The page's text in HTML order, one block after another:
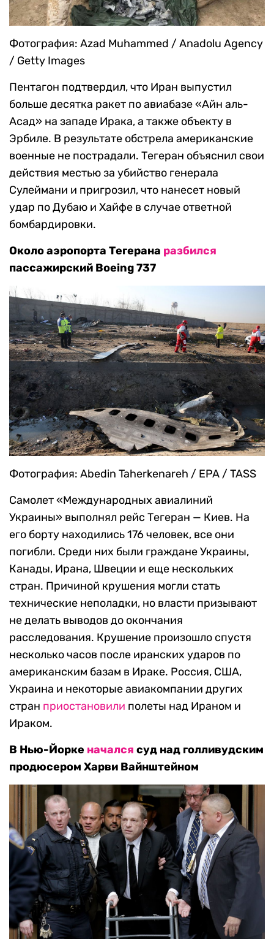
Фотография: Azad Muhammed / Anadolu Agency
/ Getty Images
Пентагон подтвердил, что Иран выпустил
больше десятка ракет по авиабазе «Айн аль-
Асад» на западе Ирака, а также объекту в
Эрбиле. В результате обстрела американские
военные не пострадали. Тегеран объяснил свои
действия местью за убийство генерала
Сулеймани и пригрозил, что нанесет новый
удар по Дубаю и Хайфе в случае ответной
бомбардировки.
Около аэропорта Тегерана разбился
пассажирский Boeing 737
Фотография: Abedin Taherkenareh / EPA / TASS
Самолет «Международных авиалиний
Украины» выполнял рейс Тегеран — Киев. На
его борту находились 176 человек, все они
погибли. Среди них были граждане Украины,
Канады, Ирана, Швеции и еще нескольких
стран. Причиной крушения могли стать
технические неполадки, но власти призывают
не делать выводов до окончания
расследования. Крушение произошло спустя
несколько часов после иранских ударов по
американским базам в Ираке. Россия, США,
Украина и некоторые авиакомпании других
стран приостановили полеты над Ираном и
Ираком.
В Нью-Йорке начался суд над голливудским
продюсером Харви Вайнштейном